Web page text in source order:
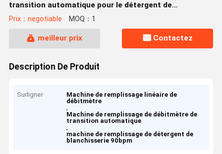
transition automatique pour le détergent de
blanchisserie
Prix：negotiable MOQ：1
meilleur prix Contactez
Description De Produit
Surligner
Machine de remplissage linéaire de
débitmètre
,
Machine de remplissage de débitmètre de
transition automatique
,
machine de remplissage de détergent de
blanchisserie 90bpm